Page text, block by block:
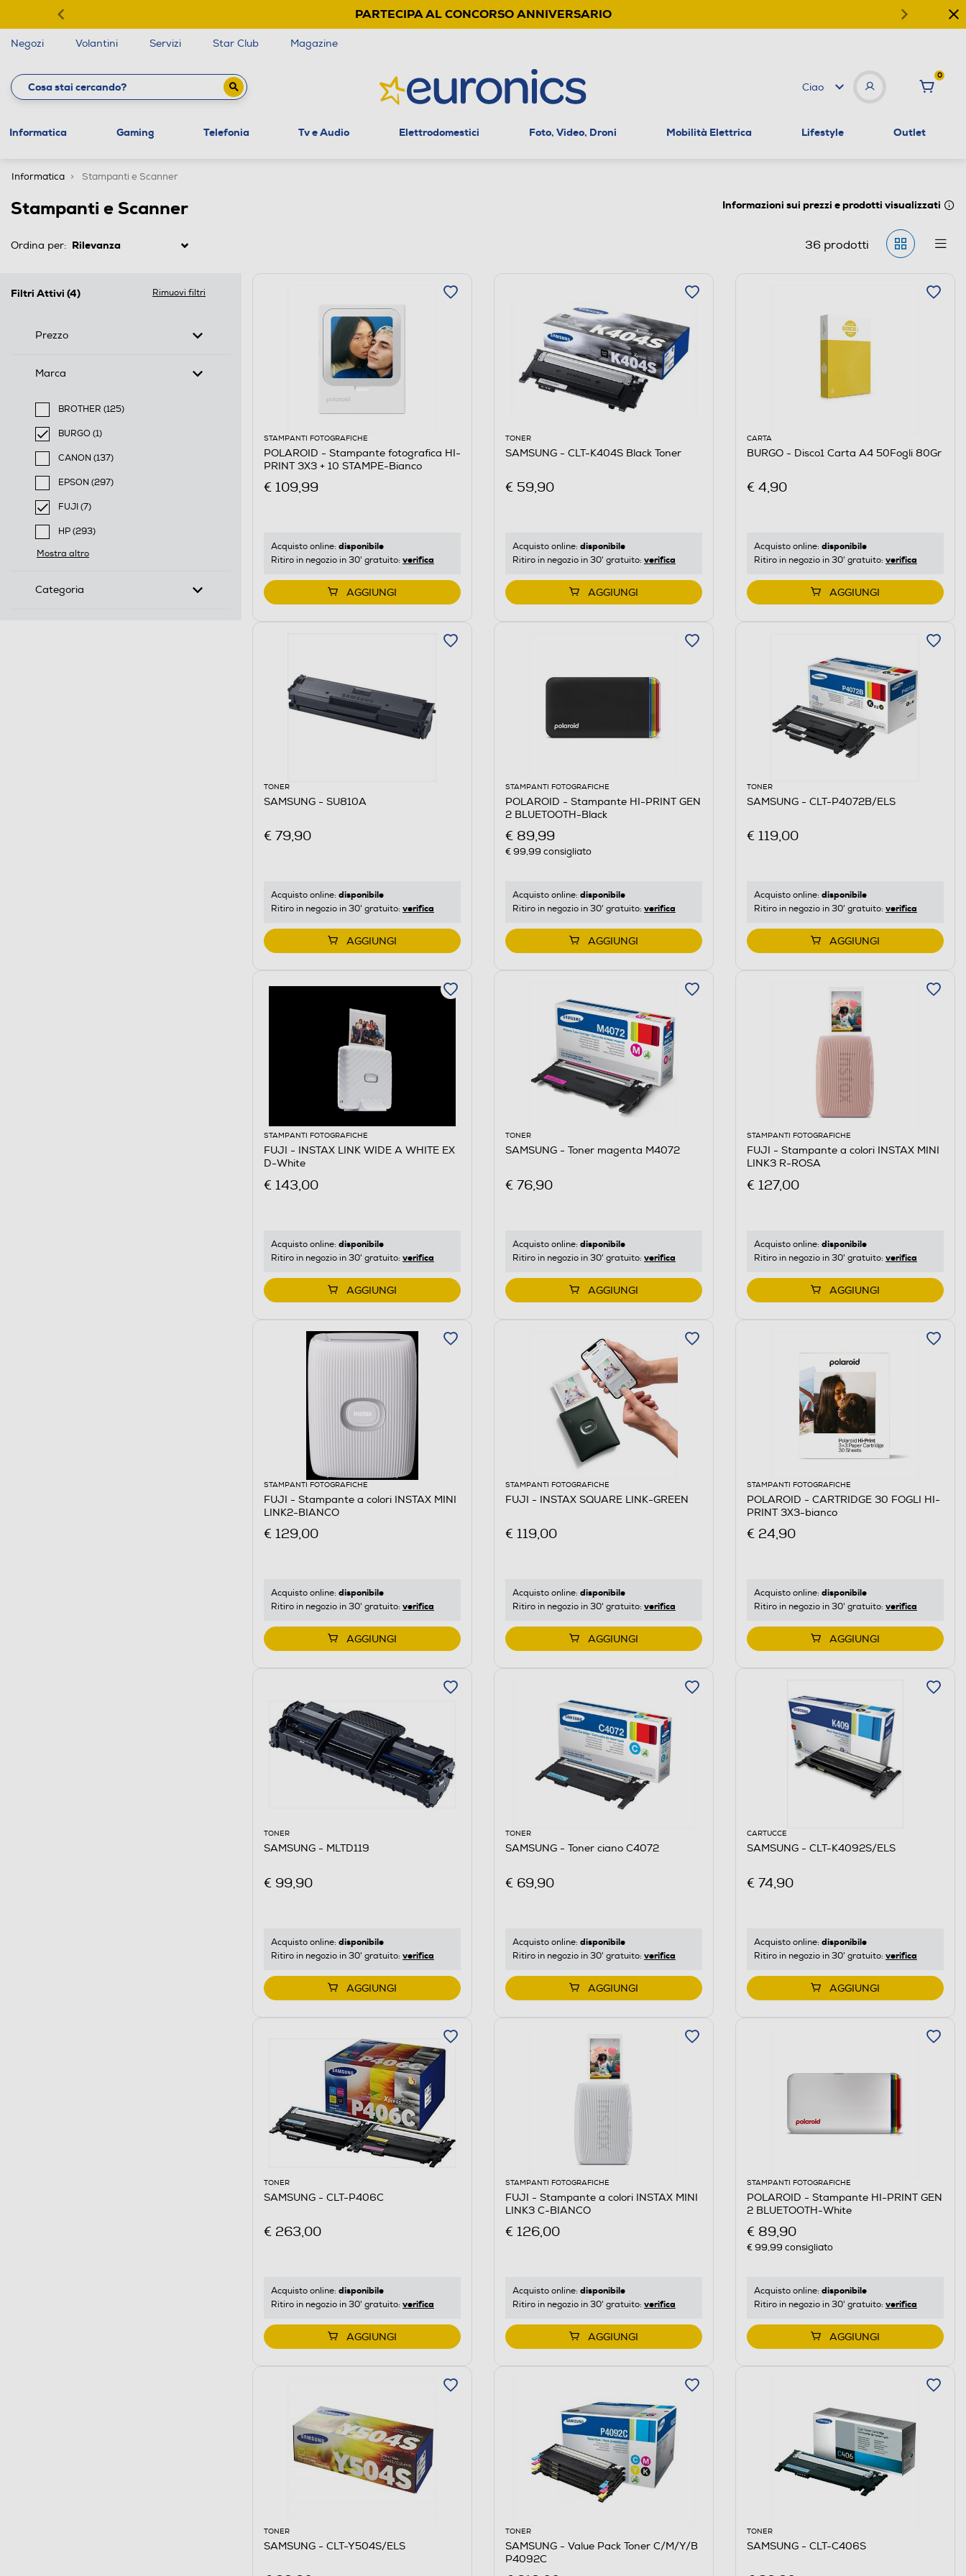
PARTECIPA AL CONCORSO ANNIVERSARIO
Negozi Volantini Servizi Star Club Magazine
Ciao
0
Informatica Gaming Telefonia Tv e Audio Elettrodomestici Foto, Video, Droni Mobilità Elettrica Lifestyle Outlet
Informatica Stampanti e Scanner
Stampanti e Scanner Informazioni sui prezzi e prodotti visualizzati
Ordina per: 36prodotti
Filtri Attivi (4) Rimuovi filtri
Prezzo
Marca
BROTHER (125)
Filtra per Marca: BROTHER
BURGO (1)
selected Filtro applicato per Marca: BURGO
CANON (137)
Filtra per Marca: CANON
EPSON (297)
Filtra per Marca: EPSON
FUJI (7)
selected Filtro applicato per Marca: FUJI
HP (293)
Filtra per Marca: HP
Mostra altro
Categoria
STAMPANTI FOTOGRAFICHE
POLAROID - Stampante fotografica HI-
PRINT 3X3 + 10 STAMPE-Bianco
€ 109,99
Acquisto online: disponibile
Ritiro in negozio in 30' gratuito: verifica
AGGIUNGI
TONER
SAMSUNG - CLT-K404S Black Toner
€ 59,90
Acquisto online: disponibile
Ritiro in negozio in 30' gratuito: verifica
AGGIUNGI
CARTA
BURGO - Disco1 Carta A4 50Fogli 80Gr
€ 4,90
Acquisto online: disponibile
Ritiro in negozio in 30' gratuito: verifica
AGGIUNGI
TONER
SAMSUNG - SU810A
€ 79,90
Acquisto online: disponibile
Ritiro in negozio in 30' gratuito: verifica
AGGIUNGI
STAMPANTI FOTOGRAFICHE
POLAROID - Stampante HI-PRINT GEN
2 BLUETOOTH-Black
€ 89,99
€ 99,99 consigliato
Acquisto online: disponibile
Ritiro in negozio in 30' gratuito: verifica
AGGIUNGI
TONER
SAMSUNG - CLT-P4072B/ELS
€ 119,00
Acquisto online: disponibile
Ritiro in negozio in 30' gratuito: verifica
AGGIUNGI
STAMPANTI FOTOGRAFICHE
FUJI - INSTAX LINK WIDE A WHITE EX
D-White
€ 143,00
Acquisto online: disponibile
Ritiro in negozio in 30' gratuito: verifica
AGGIUNGI
TONER
SAMSUNG - Toner magenta M4072
€ 76,90
Acquisto online: disponibile
Ritiro in negozio in 30' gratuito: verifica
AGGIUNGI
STAMPANTI FOTOGRAFICHE
FUJI - Stampante a colori INSTAX MINI
LINK3 R-ROSA
€ 127,00
Acquisto online: disponibile
Ritiro in negozio in 30' gratuito: verifica
AGGIUNGI
STAMPANTI FOTOGRAFICHE
FUJI - Stampante a colori INSTAX MINI
LINK2-BIANCO
€ 129,00
Acquisto online: disponibile
Ritiro in negozio in 30' gratuito: verifica
AGGIUNGI
STAMPANTI FOTOGRAFICHE
FUJI - INSTAX SQUARE LINK-GREEN
€ 119,00
Acquisto online: disponibile
Ritiro in negozio in 30' gratuito: verifica
AGGIUNGI
STAMPANTI FOTOGRAFICHE
POLAROID - CARTRIDGE 30 FOGLI HI-
PRINT 3X3-bianco
€ 24,90
Acquisto online: disponibile
Ritiro in negozio in 30' gratuito: verifica
AGGIUNGI
TONER
SAMSUNG - MLTD119
€ 99,90
Acquisto online: disponibile
Ritiro in negozio in 30' gratuito: verifica
AGGIUNGI
TONER
SAMSUNG - Toner ciano C4072
€ 69,90
Acquisto online: disponibile
Ritiro in negozio in 30' gratuito: verifica
AGGIUNGI
CARTUCCE
SAMSUNG - CLT-K4092S/ELS
€ 74,90
Acquisto online: disponibile
Ritiro in negozio in 30' gratuito: verifica
AGGIUNGI
TONER
SAMSUNG - CLT-P406C
€ 263,00
Acquisto online: disponibile
Ritiro in negozio in 30' gratuito: verifica
AGGIUNGI
STAMPANTI FOTOGRAFICHE
FUJI - Stampante a colori INSTAX MINI
LINK3 C-BIANCO
€ 126,00
Acquisto online: disponibile
Ritiro in negozio in 30' gratuito: verifica
AGGIUNGI
STAMPANTI FOTOGRAFICHE
POLAROID - Stampante HI-PRINT GEN
2 BLUETOOTH-White
€ 89,90
€ 99,99 consigliato
Acquisto online: disponibile
Ritiro in negozio in 30' gratuito: verifica
AGGIUNGI
TONER
SAMSUNG - CLT-Y504S/ELS
TONER
SAMSUNG - Value Pack Toner C/M/Y/B
P4092C
TONER
SAMSUNG - CLT-C406S